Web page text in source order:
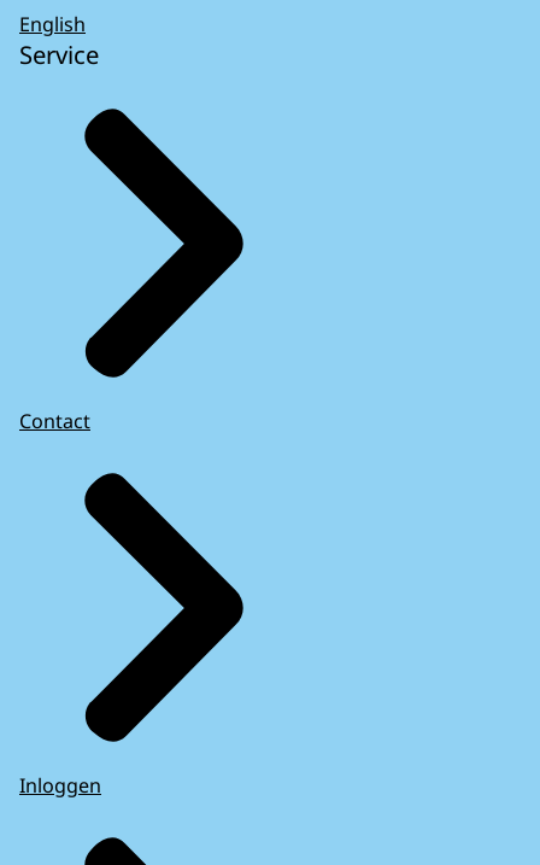
English
Service
Contact
Inloggen